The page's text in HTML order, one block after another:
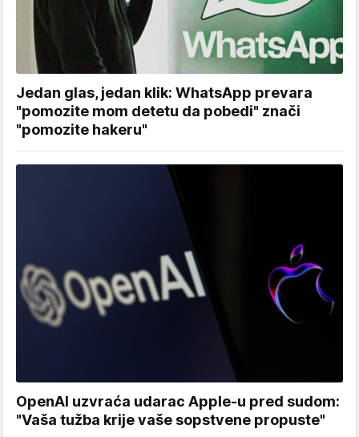
Jedan glas, jedan klik: WhatsApp prevara
"pomozite mom detetu da pobedi" znači
"pomozite hakeru"
OpenAI uzvraća udarac Apple-u pred sudom:
"Vaša tužba krije vaše sopstvene propuste"